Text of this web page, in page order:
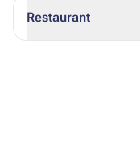
Restaurant